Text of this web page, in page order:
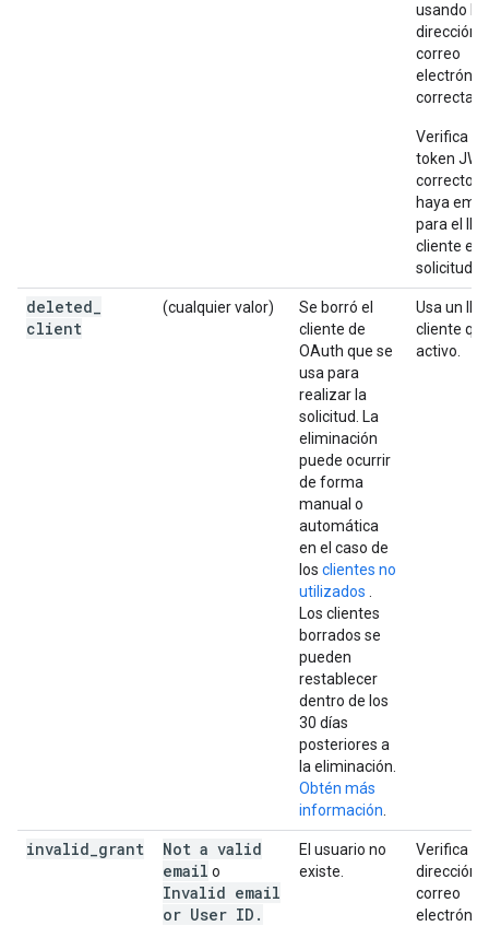
usando la
dirección
correo
correcta.
Verifica
token
correcto y
haya
para el ID
cliente en
solicitud.
deleted
client
(cualquier valor)
Se borró el
cliente de
OAuth que se
usa para
realizar la
solicitud. La
eliminación
puede ocurrir
de forma
manual o
automática
en el caso de
los clientes no
utilizados
Los clientes
borrados se
pueden
restablecer
dentro de los
30 días
posteriores a
la eliminación.
Obtén más
información
Usa un ID
cliente
activo.
invalid grant
Not a valid
email o
Invalid email
or User ID .
El usuario no
existe.
Verifica
dirección
correo